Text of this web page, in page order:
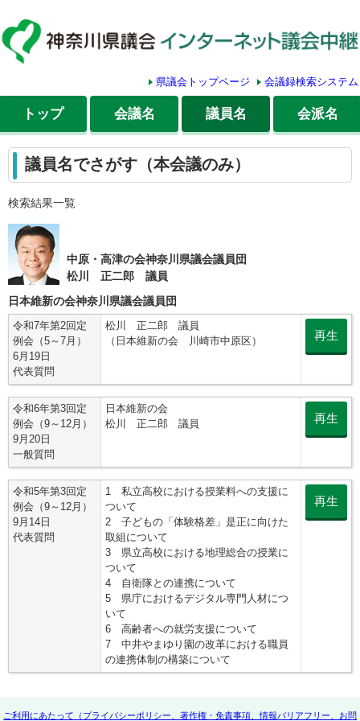
県議会トップページ 会議録検索システム
トップ 会議名 議員名 会派名
議員名でさがす（本会議のみ）
検索結果一覧
中原・高津の会神奈川県議会議員団
松川 正二郎 議員
日本維新の会神奈川県議会議員団
令和7年第2回定
例会（5～7月）
6月19日
代表質問
松川 正二郎 議員
（日本維新の会 川崎市中原区）
再生
令和6年第3回定
例会（9～12月）
9月20日
一般質問
日本維新の会
松川 正二郎 議員
再生
令和5年第3回定
例会（9～12月）
9月14日
代表質問
1 私立高校における授業料への支援に
ついて
2 子どもの「体験格差」是正に向けた
取組について
3 県立高校における地理総合の授業に
ついて
4 自衛隊との連携について
5 県庁におけるデジタル専門人材につ
いて
6 高齢者への就労支援について
7 中井やまゆり園の改革における職員
の連携体制の構築について
再生
ご利用にあたって（プライバシーポリシー、著作権・免責事項、情報バリアフリー、お問